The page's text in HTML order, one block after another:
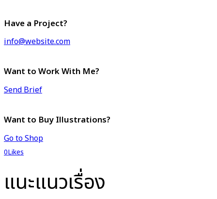
Have a Project?
info@website.com
Want to Work With Me?
Send Brief
Want to Buy Illustrations?
Go to Shop
0Likes
แนะแนวเรื่อง